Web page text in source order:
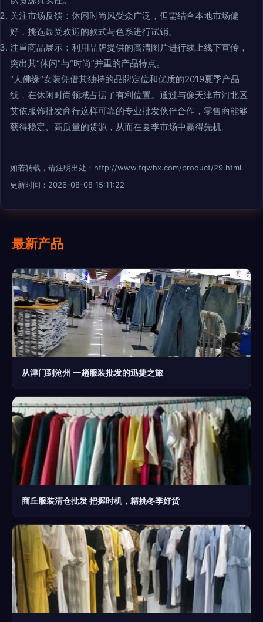
关注市场反馈：休闲时尚风受众广泛，但需结合本地市场偏
好，挑选最受欢迎的款式与色系进行试销。
注重商品展示：利用品牌提供的高清图片进行线上线下宣传，
突出其“休闲”与“时尚”并重的产品特点。
“人佛缘”女装凭借其独特的品牌定位和优质的2019夏季产品
线，在休闲时尚领域占据了有利位置。通过与像天津市河北区
艾依服饰批发商行这样可靠的专业批发伙伴合作，零售商能够
获得稳定、高质量的货源，从而在夏季市场中赢得先机。
如若转载，请注明出处：http://www.fqwhx.com/product/29.html
更新时间：2026-08-08 15:11:22
最新产品
从津门到沧州 一趟服装批发的迅捷之旅
商丘服装清仓批发 把握时机，精挑冬季好货